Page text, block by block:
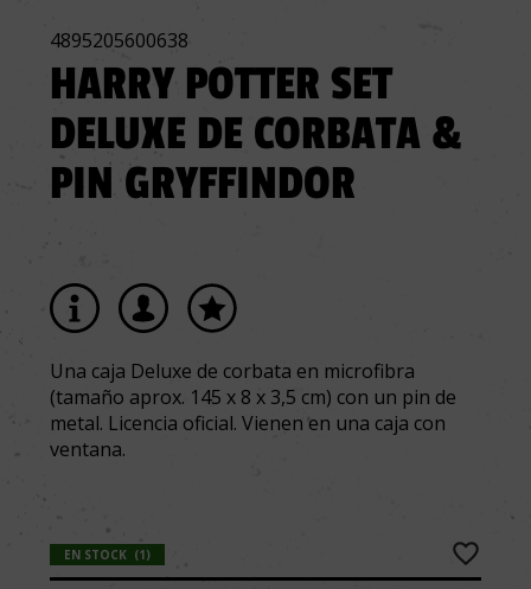
4895205600638
HARRY POTTER SET
DELUXE DE CORBATA &
PIN GRYFFINDOR
Una caja Deluxe de corbata en microfibra
(tamaño aprox. 145 x 8 x 3,5 cm) con un pin de
metal. Licencia oficial. Vienen en una caja con
ventana.
EN STOCK (1)